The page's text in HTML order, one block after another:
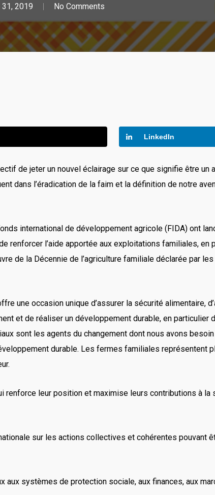
2019 No Comments
LinkedIn
de jeter un nouvel éclairage sur ce que signifie être un
dans l’éradication de la faim et la définition de notre
international de développement agricole (FIDA) ont
renforcer l’aide apportée aux exploitations familiales,
de la Décennie de l’agriculture familiale déclarée par
une occasion unique d’assurer la sécurité alimentaire,
et de réaliser un développement durable, en particulier
sont les agents du changement dont nous avons
durable. Les fermes familiales représentent
renforce leur position et maximise leurs contributions à la
sur les actions collectives et cohérentes pouvant
aux systèmes de protection sociale, aux finances, aux